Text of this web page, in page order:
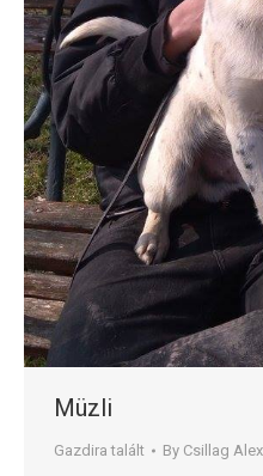
Müzli
Gazdira talált By Csillag